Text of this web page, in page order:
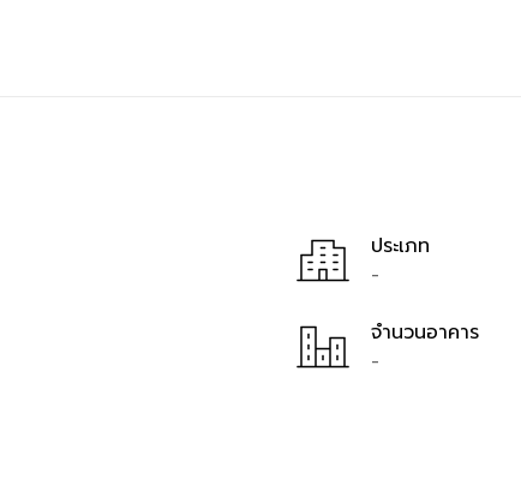
ประเภท
-
จำนวนอาคาร
-